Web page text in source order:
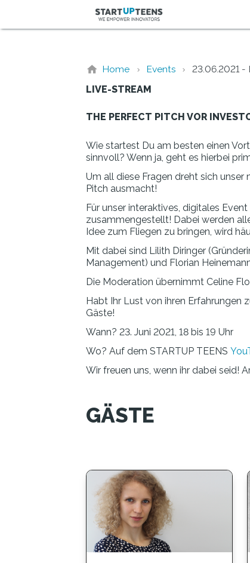
Home Events
23.06.2021 -
LIVE-STREAM
THE PERFECT PITCH VOR
Wie startest Du am besten einen
sinnvoll? Wenn ja, geht es hierbei
Um all diese Fragen dreht sich
Pitch ausmacht!
Für unser interaktives, digitales
zusammengestellt! Dabei werden
Idee zum Fliegen zu bringen, wird
Mit dabei sind Lilith Diringer
Management) und Florian
Die Moderation übernimmt Celine
Habt Ihr Lust von ihren Erfahrungen
Gäste!
Wann? 23. Juni 2021, 18 bis 19 Uhr
Wo? Auf dem STARTUP TEENS
Wir freuen uns, wenn ihr dabei seid!
GÄSTE